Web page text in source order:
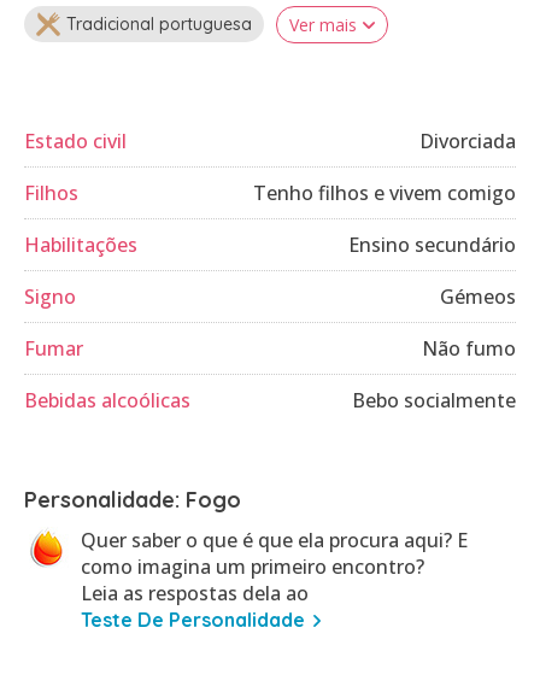
Tradicional portuguesa Ver mais
Estado civil
Divorciada
Filhos
Tenho filhos e vivem comigo
Habilitações
Ensino secundário
Signo
Gémeos
Fumar
Não fumo
Bebidas alcoólicas
Bebo socialmente
Personalidade: Fogo
Quer saber o que é que ela procura aqui? E
como imagina um primeiro encontro?
Leia as respostas dela ao
Teste De Personalidade